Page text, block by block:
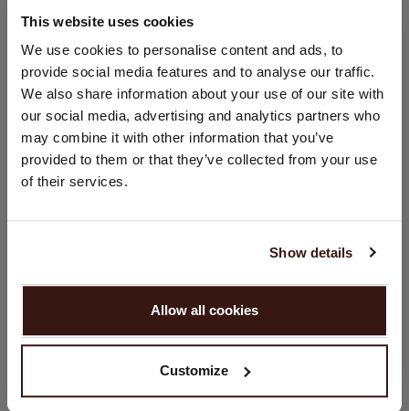
This website uses cookies
We use cookies to personalise content and ads, to
provide social media features and to analyse our traffic.
We also share information about your use of our site with
our social media, advertising and analytics partners who
may combine it with other information that you’ve
provided to them or that they’ve collected from your use
of their services.
Show details
Allow all cookies
Customize
PFLEGEHINWEISE
VERSAND & RÜCKGABE
STANDORT ÄNDERN
Sie besuchen Repeat cashmere von Niederlande (€) aus.
Möchten Sie Ihre Standort aktualisieren?
Vereinigte Staaten ($)
WEITER